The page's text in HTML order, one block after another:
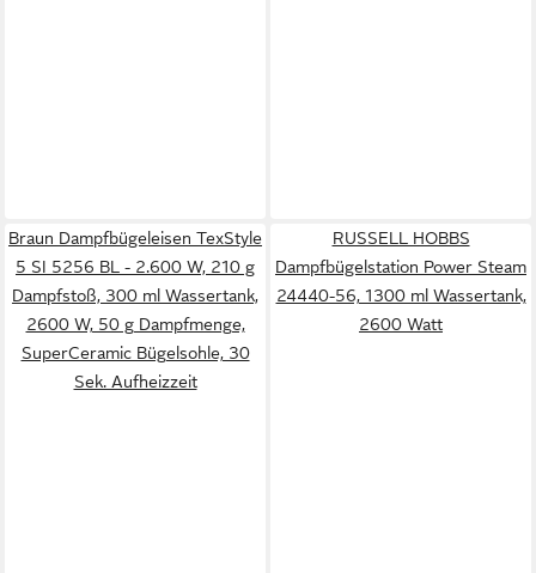
Braun Dampfbügeleisen TexStyle
5 SI 5256 BL - 2.600 W, 210 g
Dampfstoß, 300 ml Wassertank,
2600 W, 50 g Dampfmenge,
SuperCeramic Bügelsohle, 30
Sek. Aufheizzeit
RUSSELL HOBBS
Dampfbügelstation Power Steam
24440-56, 1300 ml Wassertank,
2600 Watt